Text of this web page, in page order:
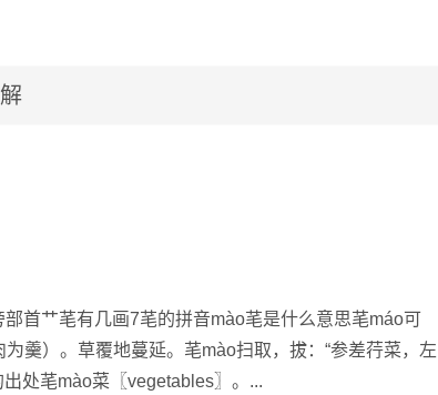
首艹芼有几画7芼的拼音mào芼是什么意思芼máo可
羹）。草覆地蔓延。芼mào扫取，拔：“参差荇菜，左
处芼mào菜〖vegetables〗。...